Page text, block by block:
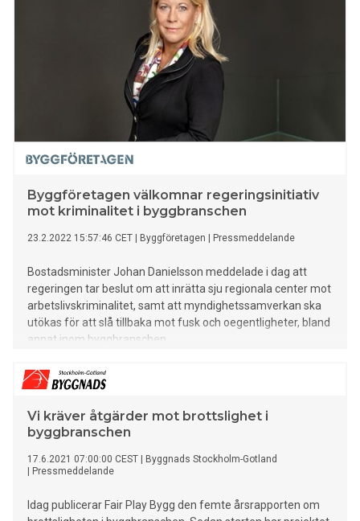
Byggföretagen välkomnar regeringsinitiativ
mot kriminalitet i byggbranschen
23.2.2022 15:57:46 CET Byggföretagen Pressmeddelande
Bostadsminister Johan Danielsson meddelade i dag att
regeringen tar beslut om att inrätta sju regionala center mot
arbetslivskriminalitet, samt att myndighetssamverkan ska
utökas för att slå tillbaka mot fusk och oegentligheter, bland
annat inom byggbranschen.
Vi kräver åtgärder mot brottslighet i
byggbranschen
17.6.2021 07:00:00 CEST
Byggnads Stockholm-Gotland
Pressmeddelande
Idag publicerar Fair Play Bygg den femte årsrapporten om